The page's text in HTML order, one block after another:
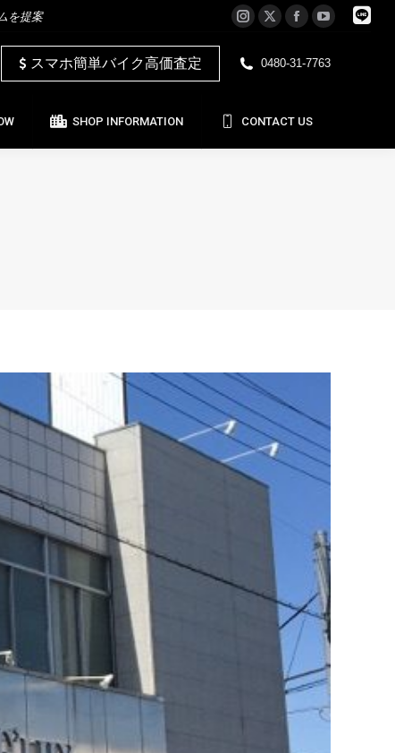
を提案
Instagram
opens
new
X
opens
new
Facebook
opens
new
YouTube
opens
スマホ簡単バイク高価査定 0480-31-7763
SHOP INFORMATION CONTACT US
CONTACT US